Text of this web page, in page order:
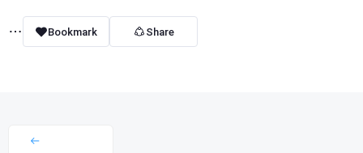
Bookmark Share